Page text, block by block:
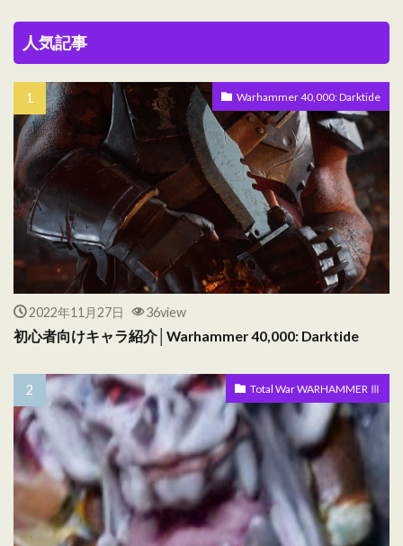
人気記事
Warhammer 40,000: Darktide
2022年11月27日 36view
初心者向けキャラ紹介│Warhammer 40,000: Darktide
Total War WARHAMMER Ⅲ